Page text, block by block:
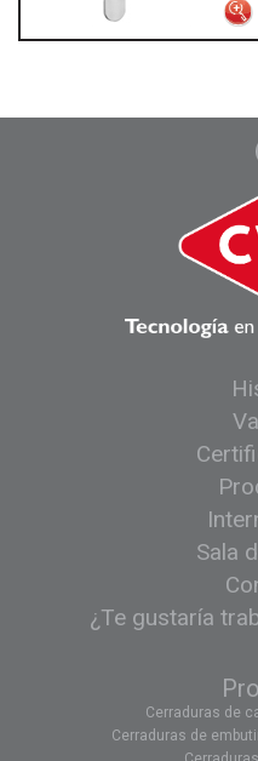
Sala
¿Te gustaría
Cerraduras de
Cerraduras de